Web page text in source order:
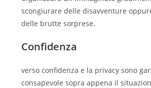
scongiurare delle disavventure
delle brutte sorprese.
Confidenza
verso confidenza e la privacy sono
consapevole sopra appena il